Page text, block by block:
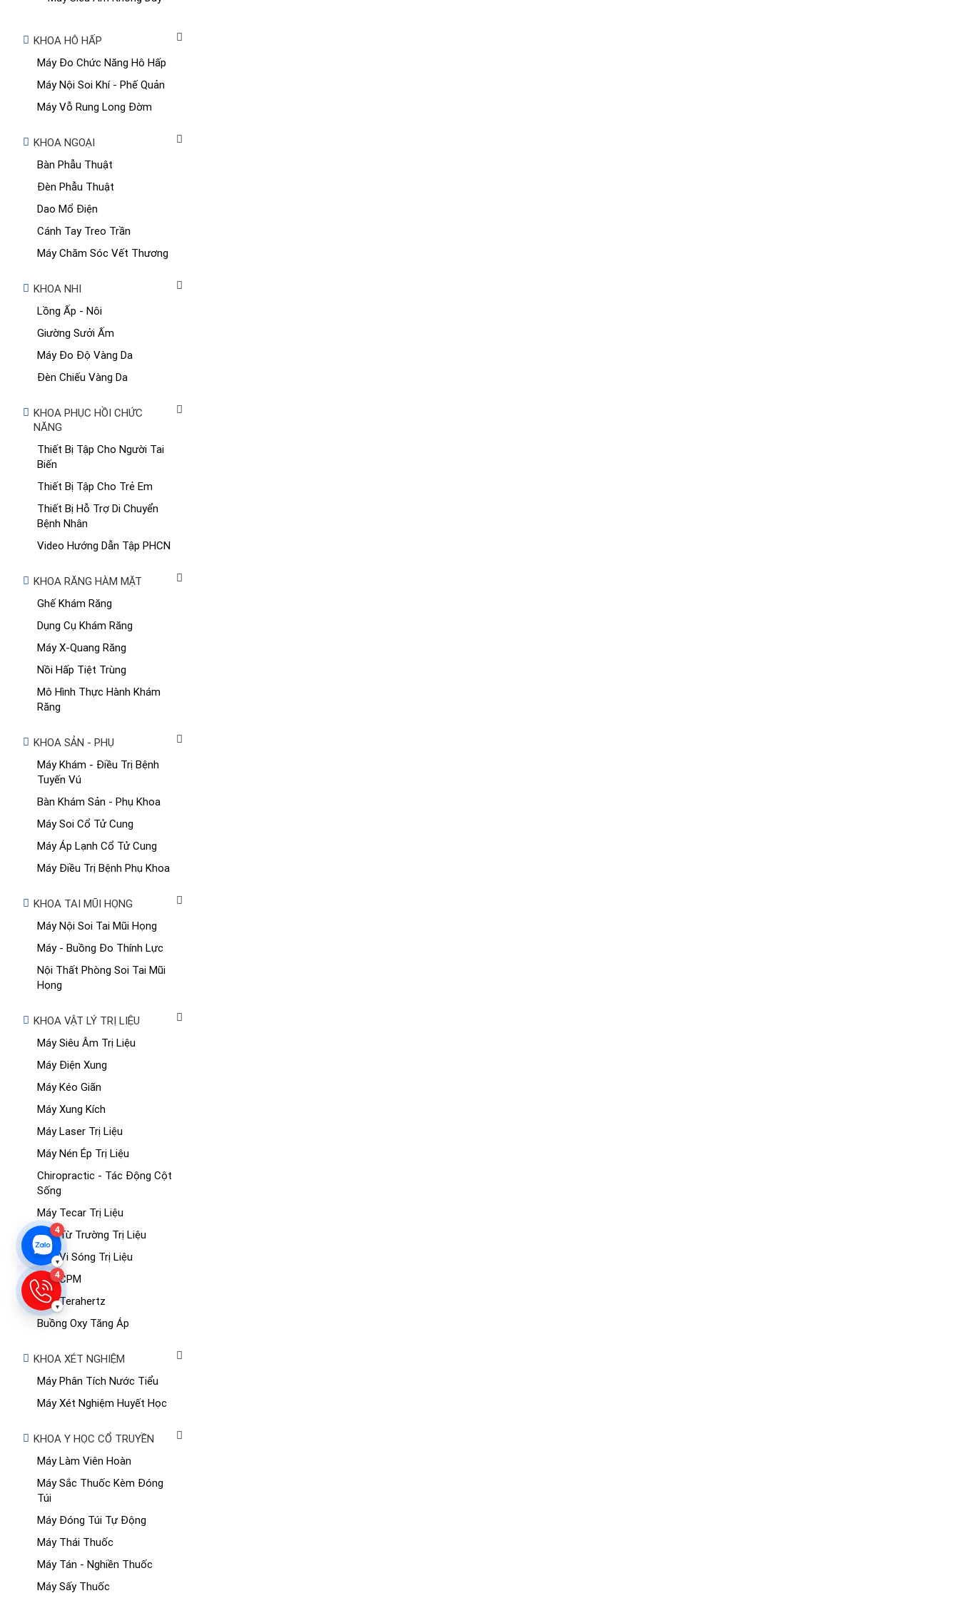
KHOA HÔ HẤP
Máy Đo Chức Năng Hô Hấp
Máy Nội Soi Khí - Phế Quản
Máy Vỗ Rung Long Đờm
KHOA NGOẠI
Bàn Phẫu Thuật
Đèn Phẫu Thuật
Dao Mổ Điện
Cánh Tay Treo Trần
Máy Chăm Sóc Vết Thương
KHOA NHI
Lồng Ấp - Nôi
Giường Sưởi Ấm
Máy Đo Độ Vàng Da
Đèn Chiếu Vàng Da
KHOA PHỤC HỒI CHỨC
NĂNG
Thiết Bị Tập Cho Người Tai
Biến
Thiết Bị Tập Cho Trẻ Em
Thiết Bị Hỗ Trợ Di Chuyển
Bệnh Nhân
Video Hướng Dẫn Tập PHCN
KHOA RĂNG HÀM MẶT
Ghế Khám Răng
Dụng Cụ Khám Răng
Máy X-Quang Răng
Nồi Hấp Tiệt Trùng
Mô Hình Thực Hành Khám
Răng
KHOA SẢN - PHỤ
Máy Khám - Điều Trị Bệnh
Tuyến Vú
Bàn Khám Sản - Phụ Khoa
Máy Soi Cổ Tử Cung
Máy Áp Lạnh Cổ Tử Cung
Máy Điều Trị Bệnh Phụ Khoa
KHOA TAI MŨI HỌNG
Máy Nội Soi Tai Mũi Họng
Máy - Buồng Đo Thính Lực
Nội Thất Phòng Soi Tai Mũi
Họng
KHOA VẬT LÝ TRỊ LIỆU
Máy Siêu Âm Trị Liệu
Máy Điện Xung
Máy Kéo Giãn
Máy Xung Kích
Máy Laser Trị Liệu
Máy Nén Ép Trị Liệu
Chiropractic - Tác Động Cột
Sống
Máy Tecar Trị Liệu
Máy Từ Trường Trị Liệu
Máy Vi Sóng Trị Liệu
Máy CPM
Máy Terahertz
Buồng Oxy Tăng Áp
KHOA XÉT NGHIỆM
Máy Phân Tích Nước Tiểu
Máy Xét Nghiệm Huyết Học
KHOA Y HỌC CỔ TRUYỀN
Máy Làm Viên Hoàn
Máy Sắc Thuốc Kèm Đóng
Túi
Máy Đóng Túi Tự Động
Máy Thái Thuốc
Máy Tán - Nghiền Thuốc
Máy Sấy Thuốc
4
▾
4
▾